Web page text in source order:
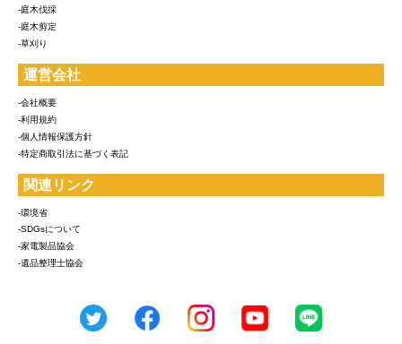
-庭木伐採
-庭木剪定
-草刈り
運営会社
-会社概要
-利用規約
-個人情報保護方針
-特定商取引法に基づく表記
関連リンク
-環境省
-SDGsについて
-家電製品協会
-遺品整理士協会